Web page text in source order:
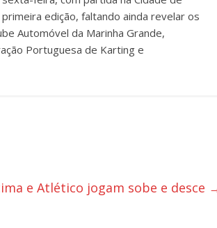
edição, faltando ainda revelar os
Automóvel da Marinha Grande,
Portuguesa de Karting e
e Atlético jogam sobe e desce